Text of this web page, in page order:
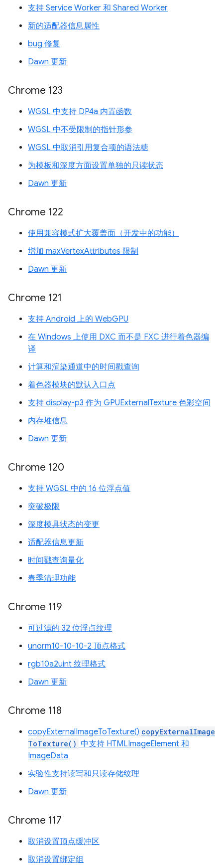
支持 Service Worker 和 Shared Worker
新的适配器信息属性
bug 修复
Dawn 更新
Chrome 123
WGSL 中支持 DP4a 内置函数
WGSL 中不受限制的指针形参
WGSL 中取消引用复合项的语法糖
为模板和深度方面设置单独的只读状态
Dawn 更新
Chrome 122
使用兼容模式扩大覆盖面（开发中的功能）
增加 maxVertexAttributes 限制
Dawn 更新
Chrome 121
支持 Android 上的 WebGPU
在 Windows 上使用 DXC 而不是 FXC 进行着色器编
译
计算和渲染通道中的时间戳查询
着色器模块的默认入口点
支持 display-p3 作为 GPUExternalTexture 色彩空间
内存堆信息
Dawn 更新
Chrome 120
支持 WGSL 中的 16 位浮点值
突破极限
深度模具状态的变更
适配器信息更新
时间戳查询量化
春季清理功能
Chrome 119
可过滤的 32 位浮点纹理
unorm10-10-10-2 顶点格式
rgb10a2uint 纹理格式
Dawn 更新
Chrome 118
copyExternalImageToTexture() copyExternalImage
ToTexture() 中支持 HTMLImageElement 和
ImageData
实验性支持读写和只读存储纹理
Dawn 更新
Chrome 117
取消设置顶点缓冲区
取消设置绑定组